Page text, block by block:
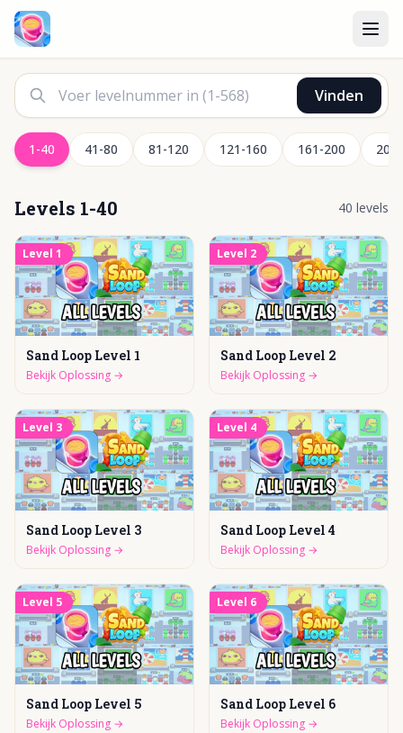
Vinden
1-40 41-80 81-120 121-160 161-200
Levels 1-40 40 levels
Level 1
Sand Loop Level 1
Bekijk Oplossing →
Level 2
Sand Loop Level 2
Bekijk Oplossing →
Level 3
Sand Loop Level 3
Bekijk Oplossing →
Level 4
Sand Loop Level 4
Bekijk Oplossing →
Level 5
Sand Loop Level 5
Bekijk Oplossing →
Level 6
Sand Loop Level 6
Bekijk Oplossing →